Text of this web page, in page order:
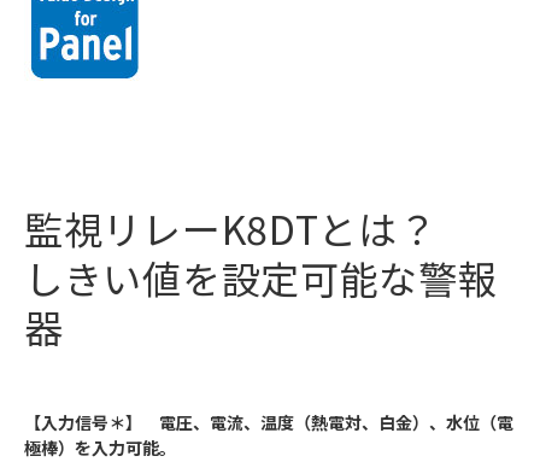
監視リレーK8DTとは？
しきい値を設定可能な警報
器
【入力信号＊】 電圧、電流、温度（熱電対、白金）、水位（電
極棒）を入力可能。